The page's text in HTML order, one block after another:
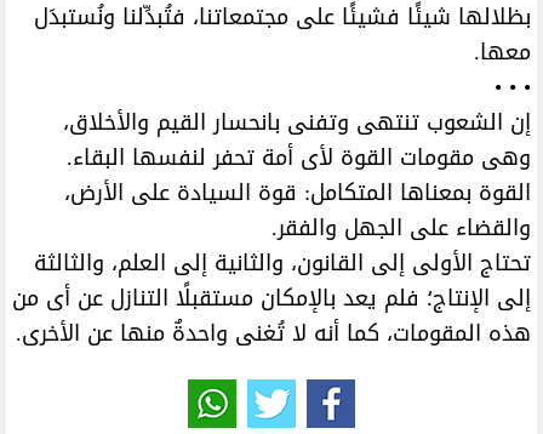
بظلالها شيئًا فشيئًا على مجتمعاتنا، فتُبدِّلنا ونُستبدَل
معها.
• • •
إن الشعوب تنتهى وتفنى بانحسار القيم والأخلاق،
وهى مقومات القوة لأى أمة تحفر لنفسها البقاء.
القوة بمعناها المتكامل: قوة السيادة على الأرض،
والقضاء على الجهل والفقر.
تحتاج الأولى إلى القانون، والثانية إلى العلم، والثالثة
إلى الإنتاج؛ فلم يعد بالإمكان مستقبلًا التنازل عن أى من
هذه المقومات، كما أنه لا تُغنى واحدةٌ منها عن الأخرى.